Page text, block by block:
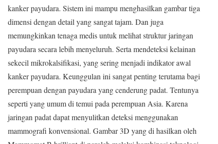
kanker payudara. Sistem ini mampu menghasilkan gambar tiga
dimensi dengan detail yang sangat tajam. Dan juga
memungkinkan tenaga medis untuk melihat struktur jaringan
payudara secara lebih menyeluruh. Serta mendeteksi kelainan
sekecil mikrokalsifikasi, yang sering menjadi indikator awal
kanker payudara. Keunggulan ini sangat penting terutama bagi
perempuan dengan payudara yang cenderung padat. Tentunya
seperti yang umum di temui pada perempuan Asia. Karena
jaringan padat dapat menyulitkan deteksi menggunakan
mammografi konvensional. Gambar 3D yang di hasilkan oleh